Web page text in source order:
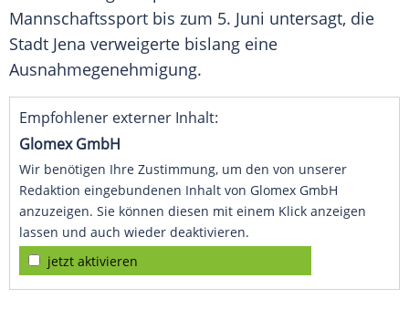
Mannschaftssport bis zum 5. Juni untersagt, die
Stadt Jena verweigerte bislang eine
Ausnahmegenehmigung.
Empfohlener externer Inhalt:
Glomex GmbH
Wir benötigen Ihre Zustimmung, um den von unserer
Redaktion eingebundenen Inhalt von Glomex GmbH
anzuzeigen. Sie können diesen mit einem Klick anzeigen
lassen und auch wieder deaktivieren.
jetzt aktivieren